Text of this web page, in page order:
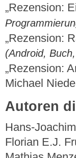
„Rezension:
„Rezension:
(Android,
„Rezension:
Michael
Autoren
Hans-
Florian E.J.